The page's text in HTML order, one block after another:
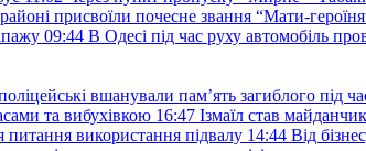
присвоїли почесне звання “Мати-
09:44 В Одесі під час руху автомобіль
вшанували пам’ять загиблого
та вибухівкою 16:47 Ізмаїл став
використання підвалу 14:44 Від